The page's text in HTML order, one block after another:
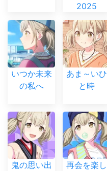
2025
いつか未来
の私へ
あま～いひ
と時
鬼の思い出
再会を楽し